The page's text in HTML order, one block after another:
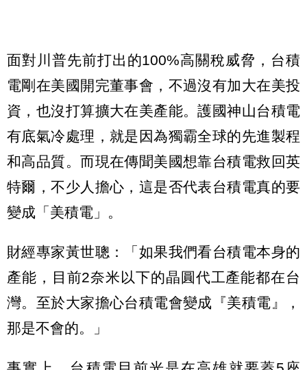
面對川普先前打出的100%高關稅威脅，台積
電剛在美國開完董事會，不過沒有加大在美投
資，也沒打算擴大在美產能。護國神山台積電
有底氣冷處理，就是因為獨霸全球的先進製程
和高品質。而現在傳聞美國想靠台積電救回英
特爾，不少人擔心，這是否代表台積電真的要
變成「美積電」。
財經專家黃世聰：「如果我們看台積電本身的
產能，目前2奈米以下的晶圓代工產能都在台
灣。至於大家擔心台積電會變成『美積電』，
那是不會的。」